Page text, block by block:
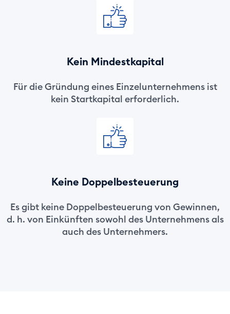
Kein Mindestkapital
Für die Gründung eines Einzelunternehmens ist
kein Startkapital erforderlich.
Keine Doppelbesteuerung
Es gibt keine Doppelbesteuerung von Gewinnen,
d. h. von Einkünften sowohl des Unternehmens als
auch des Unternehmers.